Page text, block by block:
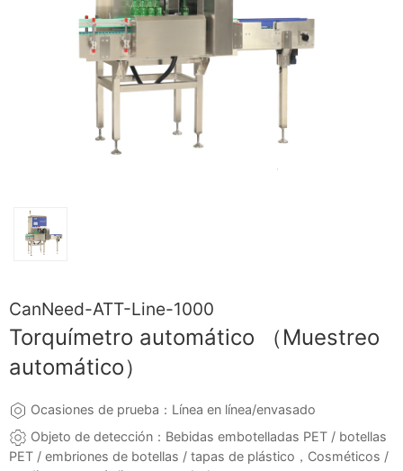
CanNeed-ATT-Line-1000
Torquímetro automático （Muestreo
automático）
Ocasiones de prueba：Línea en línea/envasado
Objeto de detección：Bebidas embotelladas PET / botellas
PET / embriones de botellas / tapas de plástico，Cosméticos /